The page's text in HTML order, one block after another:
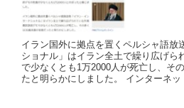
イラン国外に拠点を置くペルシャ語放
ショナル」はイラン全土で繰り広げら
で少なくとも1万2000人が死亡し、そ
たと明らかにしました。 インターネッ